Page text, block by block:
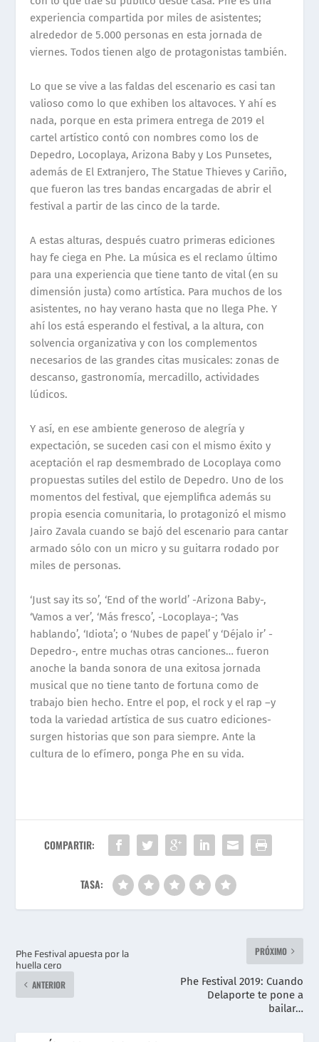
experiencia compartida por miles de asistentes;
alrededor de 5.000 personas en esta jornada de
viernes. Todos tienen algo de protagonistas también.
Lo que se vive a las faldas del escenario es casi tan
valioso como lo que exhiben los altavoces. Y ahí es
nada, porque en esta primera entrega de 2019 el
cartel artístico contó con nombres como los de
Depedro, Locoplaya, Arizona Baby y Los Punsetes,
además de El Extranjero, The Statue Thieves y Cariño,
que fueron las tres bandas encargadas de abrir el
festival a partir de las cinco de la tarde.
A estas alturas, después cuatro primeras ediciones
hay fe ciega en Phe. La música es el reclamo último
para una experiencia que tiene tanto de vital (en su
dimensión justa) como artística. Para muchos de los
asistentes, no hay verano hasta que no llega Phe. Y
ahí los está esperando el festival, a la altura, con
solvencia organizativa y con los complementos
necesarios de las grandes citas musicales: zonas de
descanso, gastronomía, mercadillo, actividades
lúdicos.
Y así, en ese ambiente generoso de alegría y
expectación, se suceden casi con el mismo éxito y
aceptación el rap desmembrado de Locoplaya como
propuestas sutiles del estilo de Depedro. Uno de los
momentos del festival, que ejemplifica además su
propia esencia comunitaria, lo protagonizó el mismo
Jairo Zavala cuando se bajó del escenario para cantar
armado sólo con un micro y su guitarra rodado por
miles de personas.
‘Just say its so’, ‘End of the world’ -Arizona Baby-,
‘Vamos a ver’, ‘Más fresco’, -Locoplaya-; ‘Vas
hablando’, ‘Idiota’; o ‘Nubes de papel’ y ‘Déjalo ir’ -
Depedro-, entre muchas otras canciones… fueron
anoche la banda sonora de una exitosa jornada
musical que no tiene tanto de fortuna como de
trabajo bien hecho. Entre el pop, el rock y el rap–y
toda la variedad artística de sus cuatro ediciones-
surgen historias que son para siempre. Ante la
cultura de lo efímero, ponga Phe en su vida.
COMPARTIR:
TASA:
Phe Festival apuesta por la
huella cero
ANTERIOR
PRÓXIMO
Phe Festival 2019: Cuando
Delaporte te pone a
bailar…